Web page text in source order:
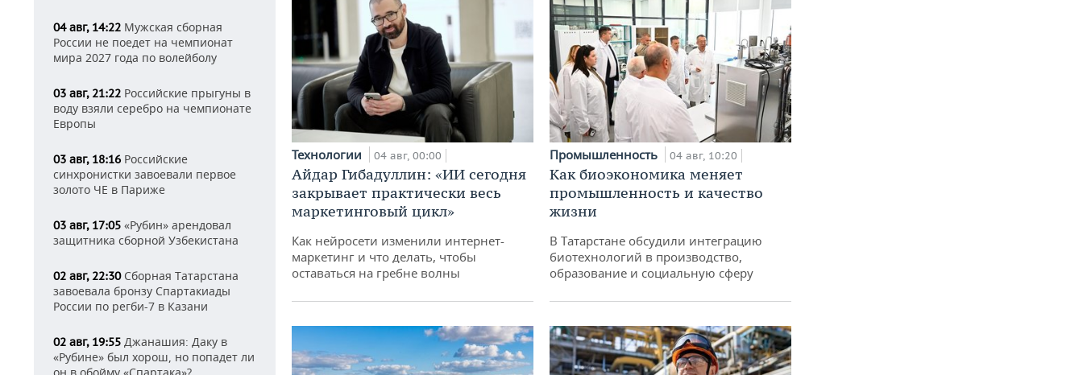
04 авг, 14:22 Мужская сборная
России не поедет на чемпионат
мира 2027 года по волейболу
03 авг, 21:22 Российские прыгуны в
воду взяли серебро на чемпионате
Европы
03 авг, 18:16 Российские
синхронистки завоевали первое
золото ЧЕ в Париже
03 авг, 17:05 «Рубин» арендовал
защитника сборной Узбекистана
02 авг, 22:30Сборная Татарстана
завоевала бронзу Спартакиады
России по регби-7 в Казани
02 авг, 19:55 Джанашия: Даку в
«Рубине» был хорош, но попадет ли
Технологии 04 авг, 00:00
Айдар Гибадуллин: «ИИ сегодня
закрывает практически весь
маркетинговый цикл»
Как нейросети изменили интернет-
маркетинг и что делать, чтобы
оставаться на гребне волны
Промышленность 04 авг, 10:20
Как биоэкономика меняет
промышленность и качество
жизни
В Татарстане обсудили интеграцию
биотехнологий в производство,
образование и социальную сферу